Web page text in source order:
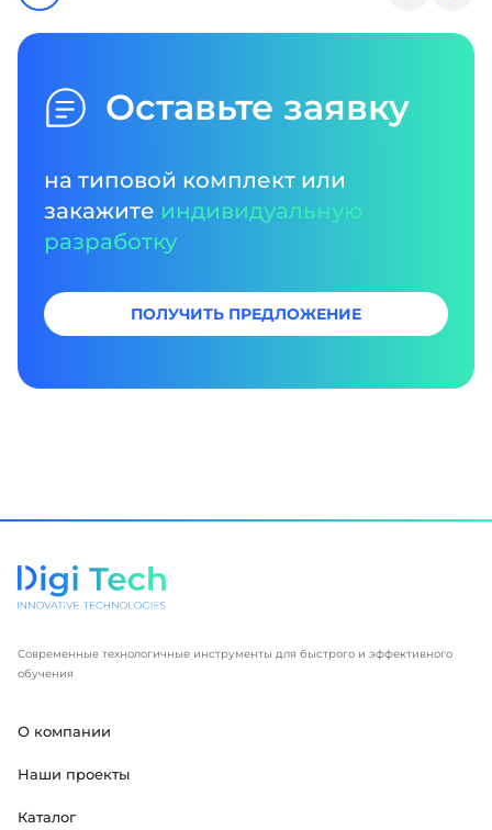
Оставьте заявку
на типовой комплект или
закажите индивидуальную
разработку
ПОЛУЧИТЬ ПРЕДЛОЖЕНИЕ
Современные технологичные инструменты для быстрого и эффективного
обучения
О компании
Наши проекты
Каталог